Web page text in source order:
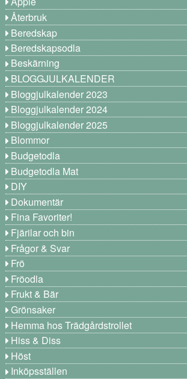
Återbruk
Beredskap
Beredskapsodla
Beskärning
BLOGGJULKALENDER
Bloggjulkalender 2023
Bloggjulkalender 2024
Bloggjulkalender 2025
Blommor
Budgetodla
Budgetodla Mat
DIY
Dokumentär
Fina Favoriter!
Fjärilar och bin
Frågor & Svar
Frö
Fröodla
Frukt & Bär
Grönsaker
Hemma hos Trädgårdstrollet
Hiss & Diss
Höst
Inköpsställen